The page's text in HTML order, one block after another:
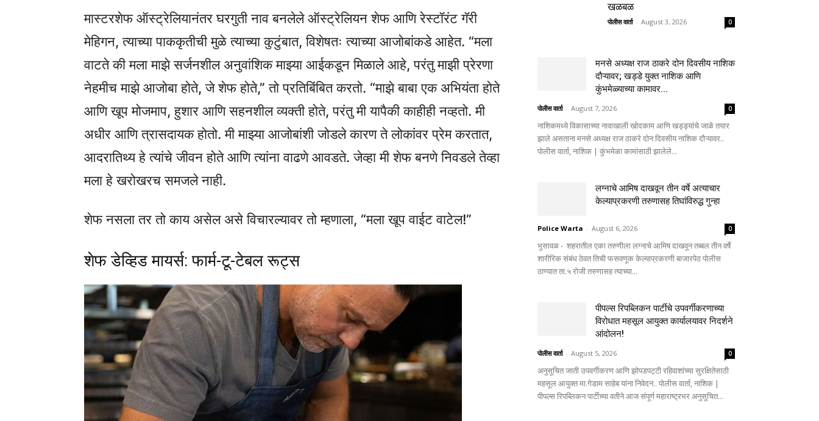
मास्टरशेफ ऑस्ट्रेलियानंतर घरगुती नाव बनलेले ऑस्ट्रेलियन शेफ आणि रेस्टॉरंट गॅरी
मेहिगन, त्याच्या पाककृतीची मुळे त्याच्या कुटुंबात, विशेषतः त्याच्या आजोबांकडे आहेत. “मला
वाटते की मला माझे सर्जनशील अनुवांशिक माझ्या आईकडून मिळाले आहे, परंतु माझी प्रेरणा
नेहमीच माझे आजोबा होते, जे शेफ होते,” तो प्रतिबिंबित करतो. “माझे बाबा एक अभियंता होते
आणि खूप मोजमाप, हुशार आणि सहनशील व्यक्ती होते, परंतु मी यापैकी काहीही नव्हतो. मी
अधीर आणि त्रासदायक होतो. मी माझ्या आजोबांशी जोडले कारण ते लोकांवर प्रेम करतात,
आदरातिथ्य हे त्यांचे जीवन होते आणि त्यांना वाढणे आवडते. जेव्हा मी शेफ बनणे निवडले तेव्हा
मला हे खरोखरच समजले नाही.
शेफ नसला तर तो काय असेल असे विचारल्यावर तो म्हणाला, “मला खूप वाईट वाटेल!”
शेफ डेव्हिड मायर्स: फार्म-टू-टेबल रूट्स
खळबळ
पोलीस वार्ता - August 3, 2026 0
मनसे अध्यक्ष राज ठाकरे दोन दिवसीय नाशिक
दौऱ्यावर; खड्डे युक्त नाशिक आणि
कुंभमेळ्याच्या कामावर...
पोलीस वार्ता - August 7, 2026 0
नाशिकमध्ये विकासाच्या नावाखाली खोदकाम आणि खड्ड्यांचे जाळे तयार
झाले असताना मनसे अध्यक्ष राज ठाकरे दोन दिवसीय नाशिक दौऱ्यावर..
पोलीस वार्ता, नाशिक | कुंभमेळा कामांसाठी झालेले...
लग्नाचे आमिष दाखवून तीन वर्षे अत्याचार
केल्याप्रकरणी तरुणासह तिघांविरुद्ध गुन्हा
Police Warta - August 6, 2026 0
भुसावळ - शहरातील एका तरुणीला लग्नाचे आमिष दाखवून तब्बल तीन वर्षे
शारीरिक संबंध ठेवत तिची फसवणूक केल्याप्रकरणी बाजारपेठ पोलीस
ठाण्यात ता.५ रोजी तरुणासह त्याच्या...
पीपल्स रिपब्लिकन पार्टीचे उपवर्गीकरणाच्या
विरोधात महसूल आयुक्त कार्यालयावर निदर्शने
आंदोलन!
पोलीस वार्ता - August 5, 2026 0
अनुसूचित जाती उपवर्गीकरण आणि झोपडपट्टी रहिवाशांच्या सुरक्षितेसाठी
महसूल आयुक्त मा.गेडाम साहेब यांना निवेदन.. पोलीस वार्ता, नाशिक |
पीपल्स रिपब्लिकन पार्टीच्या वतीने आज संपूर्ण महाराष्ट्रभर अनुसूचित...